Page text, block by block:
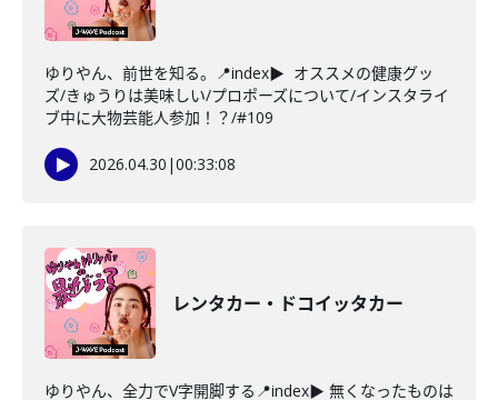
ゆりやん、前世を知る。📍index▶ オススメの健康グッ
ズ/きゅうりは美味しい/プロポーズについて/インスタライ
ブ中に大物芸能人参加！？/#109
2026.04.30 |00:33:08
レンタカー・ドコイッタカー
ゆりやん、全力でV字開脚する📍index▶ 無くなったものは